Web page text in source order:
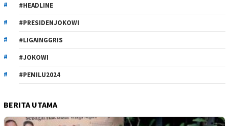
#HEADLINE
#PRESIDENJOKOWI
#LIGAINGGRIS
#JOKOWI
#PEMILU2024
BERITA UTAMA